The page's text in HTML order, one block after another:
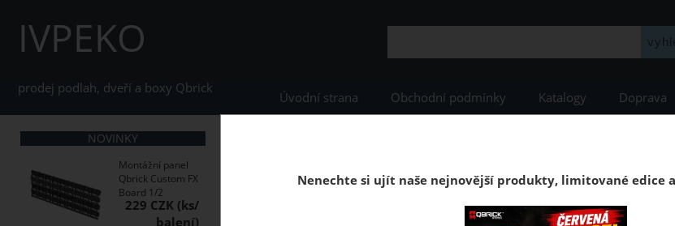
IVPEKO
prodej podlah, dveří a boxy Qbrick
Úvodní strana Obchodní podmínky Katalogy Doprava
Pracovní kozy
Kvalitní multifunkční pracovní kozy Qbrick System Set se zesílenou konstrukcí
NOVINKY
Montážní panel
Qbrick Custom FX
Board 1/2
229 CZK
Nenechte si ujít naše nejnovější produkty, limitované edice